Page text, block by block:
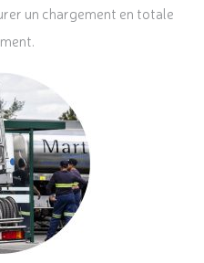
un chargement en totale